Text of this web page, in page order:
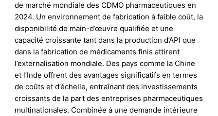
de marché mondiale des CDMO pharmaceutiques en
2024. Un environnement de fabrication à faible coût, la
disponibilité de main-d’œuvre qualifiée et une
capacité croissante tant dans la production d’API que
dans la fabrication de médicaments finis attirent
l’externalisation mondiale. Des pays comme la Chine
et l’Inde offrent des avantages significatifs en termes
de coûts et d’échelle, entraînant des investissements
croissants de la part des entreprises pharmaceutiques
multinationales. Combinée à une demande intérieure